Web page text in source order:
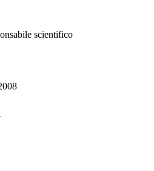
scientifico